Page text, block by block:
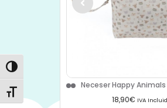
Alternar alto contraste
Alternar tamaño de letra
Neceser Happy Animals
18,90€ IVA